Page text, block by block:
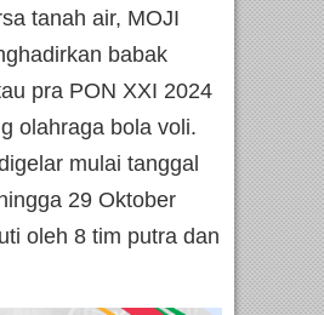
tanah air, MOJI
babak
pra PON XXI 2024
olahraga bola voli.
mulai tanggal
29 Oktober
oleh 8 tim putra dan